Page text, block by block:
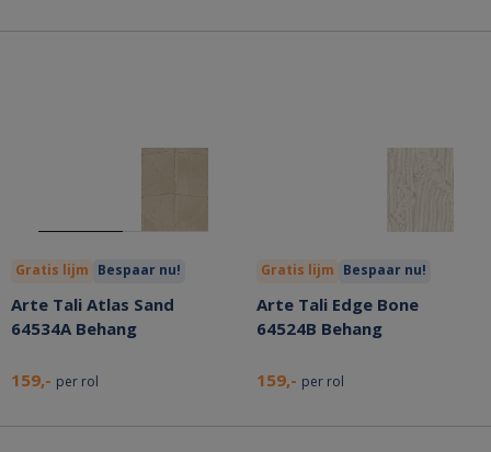
Gratis lijm Bespaar nu!
Arte Tali Atlas Sand
64534A Behang
159,- per rol
Gratis lijm Bespaar nu!
Arte Tali Edge Bone
64524B Behang
159,- per rol